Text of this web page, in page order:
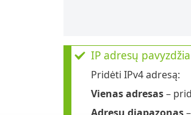
IP adresų
Pridėti IPv4 adresą:
Vienas adresas–